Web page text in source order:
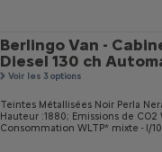
Berlingo Van -
Diesel 130 ch
Voir les 3 options
Teintes Métallisées Noir Perla
Hauteur :1880; Emissions de CO2
Consommation WLTP* mixte - l/